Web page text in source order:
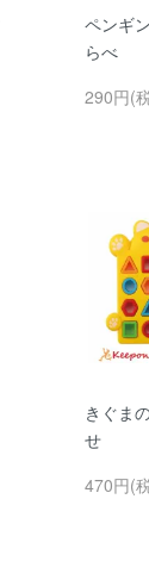
ペンギ
らべ
290円(
きぐま
せ
470円(